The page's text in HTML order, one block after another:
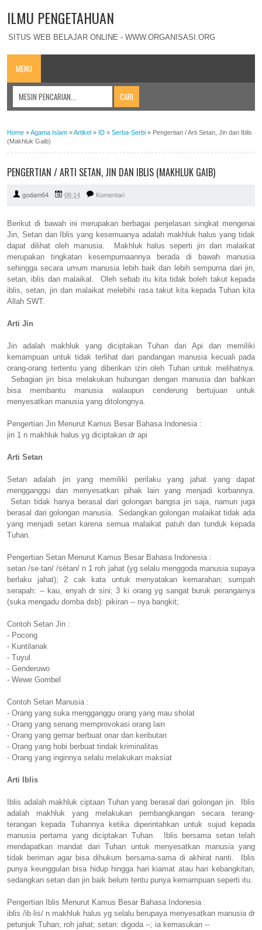
ILMU PENGETAHUAN
SITUS WEB BELAJAR ONLINE - WWW.ORGANISASI.ORG
MENU
Home »Agama Islam »Artikel » ID » Serba-Serbi » Pengertian / Arti Setan, Jin dan Iblis
(Makhluk Gaib)
PENGERTIAN / ARTI SETAN, JIN DAN IBLIS (MAKHLUK GAIB)
godam64 08:14 Komentari
Berikut di bawah ini merupakan berbagai penjelasan singkat mengenai
Jin, Setan dan Iblis yang kesemuanya adalah makhluk halus yang tidak
dapat dilihat oleh manusia. Makhluk halus seperti jin dan malaikat
merupakan tingkatan kesempurnaannya berada di bawah manusia
sehingga secara umum manusia lebih baik dan lebih sempurna dari jin,
setan, iblis dan malaikat. Oleh sebab itu kita tidak boleh takut kepada
iblis, setan, jin dan malaikat melebihi rasa takut kita kepada Tuhan kita
Allah SWT.
Arti Jin
Jin adalah makhluk yang diciptakan Tuhan dari Api dan memiliki
kemampuan untuk tidak terlihat dari pandangan manusia kecuali pada
orang-orang tertentu yang diberikan izin oleh Tuhan untuk melihatnya.
Sebagian jin bisa melakukan hubungan dengan manusia dan bahkan
bisa membantu manusia walaupun cenderung bertujuan untuk
menyesatkan manusia yang ditolongnya.
Pengertian Jin Menurut Kamus Besar Bahasa Indonesia :
jin 1 n makhluk halus yg diciptakan dr api
Arti Setan
Setan adalah jin yang memiliki perilaku yang jahat yang dapat
mengganggu dan menyesatkan pihak lain yang menjadi korbannya.
Setan tidak hanya berasal dari golongan bangsa jin saja, namun juga
berasal dari golongan manusia. Sedangkan golongan malaikat tidak ada
yang menjadi setan karena semua malaikat patuh dan tunduk kepada
Tuhan.
Pengertian Setan Menurut Kamus Besar Bahasa Indonesia :
setan /se·tan/ /sétan/ n 1 roh jahat (yg selalu menggoda manusia supaya
berlaku jahat); 2 cak kata untuk menyatakan kemarahan; sumpah
serapah: -- kau, enyah dr sini; 3 ki orang yg sangat buruk perangainya
(suka mengadu domba dsb): pikiran -- nya bangkit;
Contoh Setan Jin :
- Pocong
- Kuntilanak
- Tuyul
- Genderuwo
- Wewe Gombel
Contoh Setan Manusia :
- Orang yang suka mengganggu orang yang mau sholat
- Orang yang senang memprovokasi orang lain
- Orang yang gemar berbuat onar dan keributan
- Orang yang hobi berbuat tindak kriminalitas
- Orang yang inginnya selalu melakukan maksiat
Arti Iblis
Iblis adalah makhluk ciptaan Tuhan yang berasal dari golongan jin. Iblis
adalah makhluk yang melakukan pembangkangan secara terang-
terangan kepada Tuhannya ketika diperintahkan untuk sujud kepada
manusia pertama yang diciptakan Tuhan. Iblis bersama setan telah
mendapatkan mandat dari Tuhan untuk menyesatkan manusia yang
tidak beriman agar bisa dihukum bersama-sama di akhirat nanti. Iblis
punya keunggulan bisa hidup hingga hari kiamat atau hari kebangkitan,
sedangkan setan dan jin baik belum tentu punya kemampuan seperti itu.
Pengertian Iblis Menurut Kamus Besar Bahasa Indonesia :
iblis /ib·lis/ n makhluk halus yg selalu berupaya menyesatkan manusia dr
petunjuk Tuhan; roh jahat; setan: digoda --; ia kemasukan --